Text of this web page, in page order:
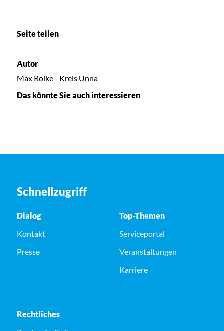
Seite teilen
Autor
Max Rolke - Kreis Unna
Das könnte Sie auch interessieren
Schnellzugriff
Dialog
Kontakt
Presse
Top-Themen
Serviceportal
Veranstaltungen
Karriere
Rechtliches